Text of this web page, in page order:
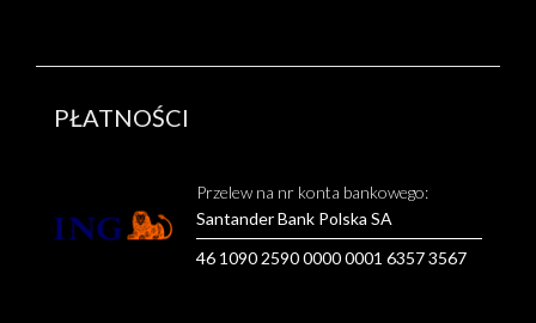
PŁATNOŚCI
Przelew na nr konta bankowego:
Santander Bank Polska SA
46 1090 2590 0000 0001 6357 3567